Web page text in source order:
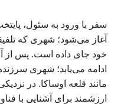
سفر با ورود به سئول،
آغاز می‌شود؛ شهری که
خود جای داده است. پس از
ادامه می‌یابد؛ شهری
مانند قلعه اوساکا. در
ارزشمند برای آشنایی با